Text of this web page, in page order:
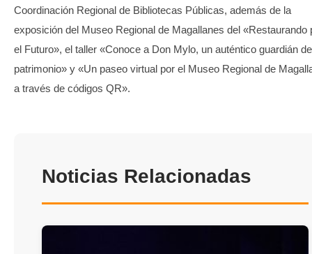
Coordinación Regional de Bibliotecas Públicas, además de la
exposición del Museo Regional de Magallanes del «Restaurando
el Futuro», el taller «Conoce a Don Mylo, un auténtico guardián
patrimonio» y «Un paseo virtual por el Museo Regional de
a través de códigos QR».
Noticias Relacionadas